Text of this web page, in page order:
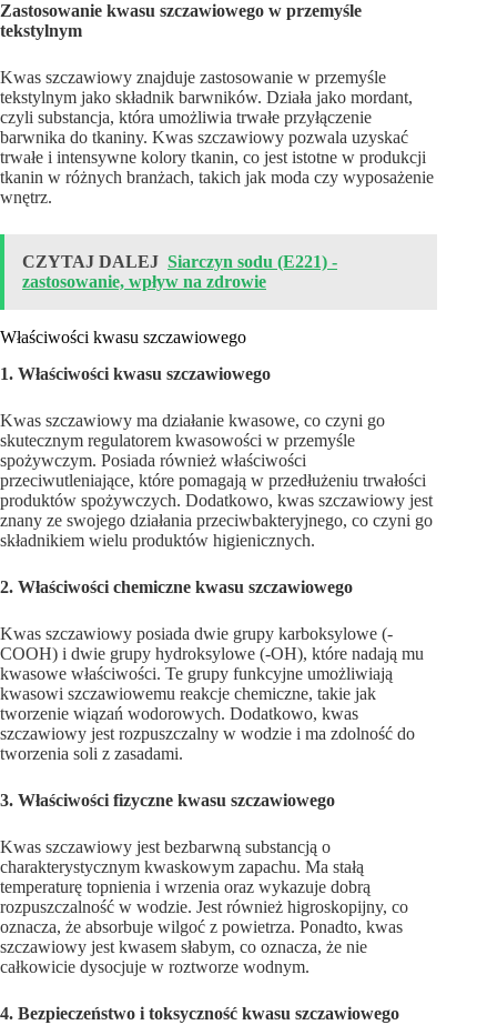
Zastosowanie kwasu szczawiowego w przemyśle
tekstylnym
Kwas szczawiowy znajduje zastosowanie w przemyśle
tekstylnym jako składnik barwników. Działa jako mordant,
czyli substancja, która umożliwia trwałe przyłączenie
barwnika do tkaniny. Kwas szczawiowy pozwala uzyskać
trwałe i intensywne kolory tkanin, co jest istotne w produkcji
tkanin w różnych branżach, takich jak moda czy wyposażenie
wnętrz.
CZYTAJ DALEJ Siarczyn sodu (E221) -
zastosowanie, wpływ na zdrowie
Właściwości kwasu szczawiowego
1. Właściwości kwasu szczawiowego
Kwas szczawiowy ma działanie kwasowe, co czyni go
skutecznym regulatorem kwasowości w przemyśle
spożywczym. Posiada również właściwości
przeciwutleniające, które pomagają w przedłużeniu trwałości
produktów spożywczych. Dodatkowo, kwas szczawiowy jest
znany ze swojego działania przeciwbakteryjnego, co czyni go
składnikiem wielu produktów higienicznych.
2. Właściwości chemiczne kwasu szczawiowego
Kwas szczawiowy posiada dwie grupy karboksylowe (-
COOH) i dwie grupy hydroksylowe (-OH), które nadają mu
kwasowe właściwości. Te grupy funkcyjne umożliwiają
kwasowi szczawiowemu reakcje chemiczne, takie jak
tworzenie wiązań wodorowych. Dodatkowo, kwas
szczawiowy jest rozpuszczalny w wodzie i ma zdolność do
tworzenia soli z zasadami.
3. Właściwości fizyczne kwasu szczawiowego
Kwas szczawiowy jest bezbarwną substancją o
charakterystycznym kwaskowym zapachu. Ma stałą
temperaturę topnienia i wrzenia oraz wykazuje dobrą
rozpuszczalność w wodzie. Jest również higroskopijny, co
oznacza, że absorbuje wilgoć z powietrza. Ponadto, kwas
szczawiowy jest kwasem słabym, co oznacza, że nie
całkowicie dysocjuje w roztworze wodnym.
4. Bezpieczeństwo i toksyczność kwasu szczawiowego